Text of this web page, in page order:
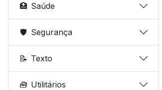
🏥 Saúde
🛡️ Segurança
📝 Texto
🧰 Utilitários